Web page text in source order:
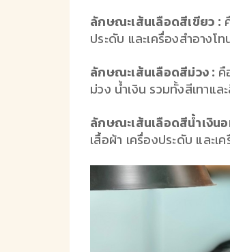
ลักษณะเส้นเลือดสีเขียว :
ประดับ และเครื่องสำอาง
ลักษณะเส้นเลือดสีม่วง : คื
ม่วง น้ำเงิน รวมทั้งสีเทาแ
ลักษณะเส้นเลือดสีน้ำเงินอ
เสื้อผ้า เครื่องประดับ และ